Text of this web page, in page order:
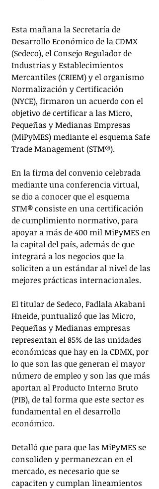
Esta mañana la Secretaría de
Desarrollo Económico de la CDMX
(Sedeco), el Consejo Regulador de
Industrias y Establecimientos
Mercantiles (CRIEM) y el organismo
Normalización y Certificación
(NYCE), firmaron un acuerdo con el
objetivo de certificar a las Micro,
Pequeñas y Medianas Empresas
(MiPyMES) mediante el esquema Safe
Trade Management (STM®️).
En la firma del convenio celebrada
mediante una conferencia virtual,
se dio a conocer que el esquema
STM®️ consiste en una certificación
de cumplimiento normativo, para
apoyar a más de 400 mil MiPyMES en
la capital del país, además de que
integrará a los negocios que la
soliciten a un estándar al nivel de las
mejores prácticas internacionales.
El titular de Sedeco, Fadlala Akabani
Hneide, puntualizó que las Micro,
Pequeñas y Medianas empresas
representan el 85% de las unidades
económicas que hay en la CDMX, por
lo que son las que generan el mayor
número de empleo y son las que más
aportan al Producto Interno Bruto
(PIB), de tal forma que este sector es
fundamental en el desarrollo
económico.
Detalló que para que las MiPyMES se
consoliden y permanezcan en el
mercado, es necesario que se
capaciten y cumplan lineamientos